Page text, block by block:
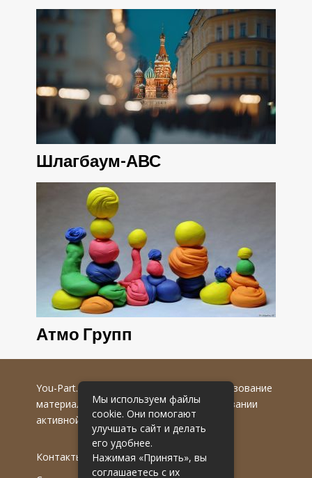
Шлагбаум-АВС
Атмо Групп
You-Part.ru
© 2016-2022 гг. Любое использование
материалов допускается только при указании
активной гиперссылки на первоисточник.
Контакты
Мы используем файлы
cookie. Они помогают
улучшать сайт и делать
его удобнее.
Нажимая «Принять», вы
соглашаетесь с их